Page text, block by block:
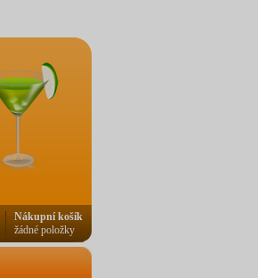
Nákupní košík
žádné položky